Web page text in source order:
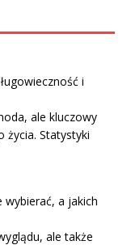
i
ale kluczowy
życia. Statystyki
a jakich
ale także